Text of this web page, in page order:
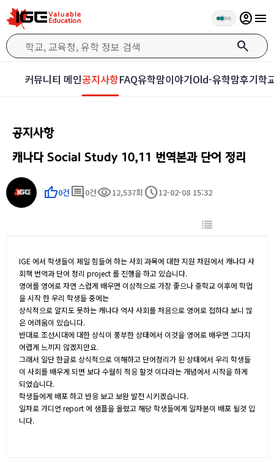
search
account_circlemenu
커뮤니티 메인공지사항FAQ유학맘이야기Old-유학맘후기학
공지사항
캐나다 Social Study 10,11 번역본과 단어 정리
thumb_up0건 comment 0건visibility12,537회 schedule12-02-08 15:32
IGE 에서 학생들이 제일 힘들어 하는 사회 과목에 대한 지원 차원에서 캐나다 사
회책 번역과 단어 정리 project 를 진행을 하고 있습니다.
영어를 영어로 자연 스럽게 배우면 이상적으로 가장 좋으나 중학교 이후에 학업
을 시작 한 우리 학생들 중에는
상식적으로 알지도 못하는 캐나다 역사 사회를 처음으로 영어로 접하다 보니 많
은 어려움이 있습니다.
반대로 조선시대에 대한 상식이 풍부한 상태에서 이것을 영어로 배우면 그다지
어렵게 느끼지 않겠지만요.
그래서 일단 한글로 상식적으로 이해하고 단어정리가 된 상태에서 우리 학생들
이 사회를 배우게 되면 보다 수월히 적응 할것 이다라는 개념에서 시작을 하게
되었습니다.
학생들에게 배포 하고 반응 보고 보완 발전 시키겠습니다.
일차로 가디언 report 에 샘플을 올렸고 해당 학생들에게 일차분이 배포 될것 입
니다.